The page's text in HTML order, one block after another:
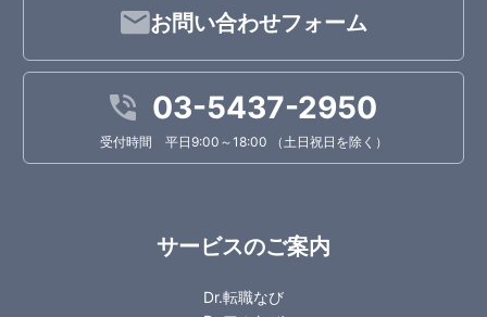
お問い合わせフォーム
03-5437-2950
受付時間 平日9:00～18:00 （土日祝日を除く）
サービスのご案内
Dr.転職なび